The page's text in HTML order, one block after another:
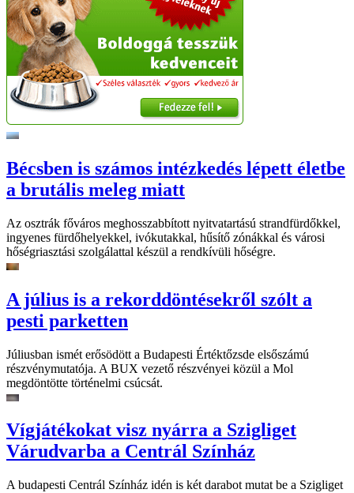
Bécsben is számos intézkedés lépett életbe
a brutális meleg miatt
Az osztrák főváros meghosszabbított nyitvatartású strandfürdőkkel,
ingyenes fürdőhelyekkel, ivókutakkal, hűsítő zónákkal és városi
hőségriasztási szolgálattal készül a rendkívüli hőségre.
A július is a rekorddöntésekről szólt a
pesti parketten
Júliusban ismét erősödött a Budapesti Értéktőzsde elsőszámú
részvénymutatója. A BUX vezető részvényei közül a Mol
megdöntötte történelmi csúcsát.
Vígjátékokat visz nyárra a Szigliget
Várudvarba a Centrál Színház
A budapesti Centrál Színház idén is két darabot mutat be a Szigliget